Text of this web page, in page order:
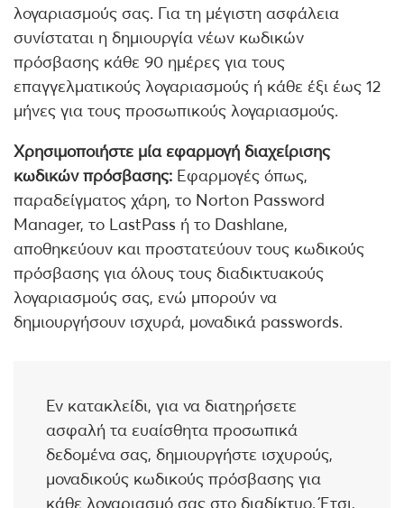
λογαριασμούς σας. Για τη μέγιστη ασφάλεια
συνίσταται η δημιουργία νέων κωδικών
πρόσβασης κάθε 90 ημέρες για τους
επαγγελματικούς λογαριασμούς ή κάθε έξι έως 12
μήνες για τους προσωπικούς λογαριασμούς.
Χρησιμοποιήστε μία εφαρμογή διαχείρισης
κωδικών πρόσβασης: Εφαρμογές όπως,
παραδείγματος χάρη, το Norton Password
Manager, το LastPass ή το Dashlane,
αποθηκεύουν και προστατεύουν τους κωδικούς
πρόσβασης για όλους τους διαδικτυακούς
λογαριασμούς σας, ενώ μπορούν να
δημιουργήσουν ισχυρά, μοναδικά passwords.
Εν κατακλείδι, για να διατηρήσετε
ασφαλή τα ευαίσθητα προσωπικά
δεδομένα σας, δημιουργήστε ισχυρούς,
μοναδικούς κωδικούς πρόσβασης για
κάθε λογαριασμό σας στο διαδίκτυο. Έτσι,